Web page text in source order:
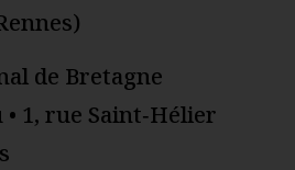
de Bretagne
• 1, rue Saint‑Hélier